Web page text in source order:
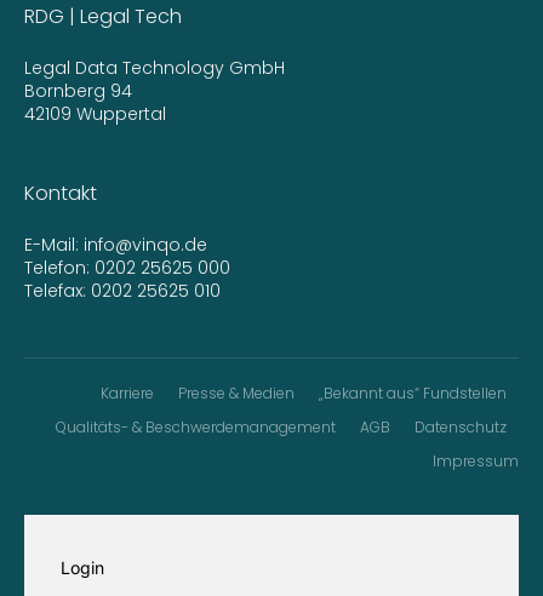
RDG | Legal Tech
Legal Data Technology GmbH
Bornberg 94
42109 Wuppertal
Kontakt
E-Mail: info@vinqo.de
Telefon: 0202 25625 000
Telefax: 0202 25625 010
Karriere Presse & Medien
„Bekannt aus“ Fundstellen
Qualitäts- & Beschwerdemanagement
AGB
Datenschutz
Impressum
Login